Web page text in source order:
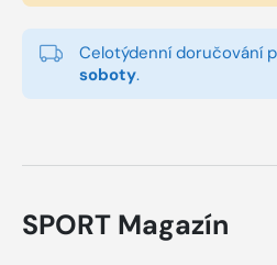
Celotýdenní doručování
soboty.
SPORT Magazín